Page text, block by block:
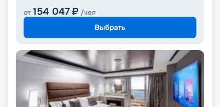
от 154 047 ₽ /чел
Выбрать